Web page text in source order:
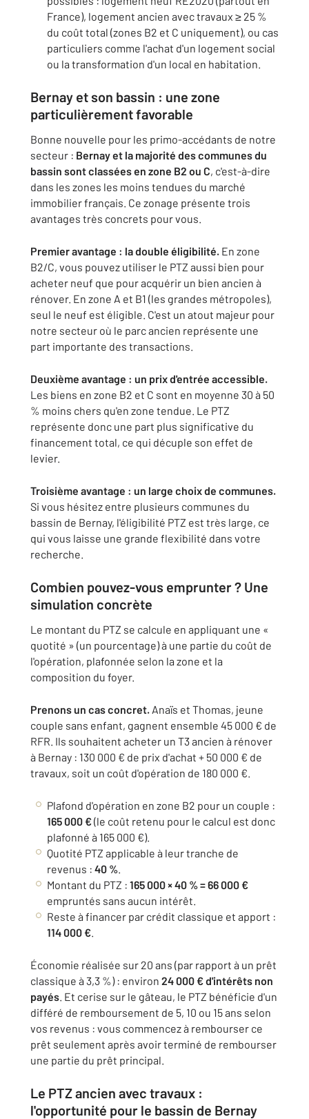
France), logement ancien avec travaux ≥ 25 %
du coût total (zones B2 et C uniquement), ou cas
particuliers comme l'achat d'un logement social
ou la transformation d'un local en habitation.
Bernay et son bassin : une zone
particulièrement favorable
Bonne nouvelle pour les primo-accédants de notre
secteur : Bernay et la majorité des communes du
bassin sont classées en zone B2 ou C, c'est-à-dire
dans les zones les moins tendues du marché
immobilier français. Ce zonage présente trois
avantages très concrets pour vous.
Premier avantage : la double éligibilité. En zone
B2/C, vous pouvez utiliser le PTZ aussi bien pour
acheter neuf que pour acquérir un bien ancien à
rénover. En zone A et B1 (les grandes métropoles),
seul le neuf est éligible. C'est un atout majeur pour
notre secteur où le parc ancien représente une
part importante des transactions.
Deuxième avantage : un prix d'entrée accessible.
Les biens en zone B2 et C sont en moyenne 30 à 50
% moins chers qu'en zone tendue. Le PTZ
représente donc une part plus significative du
financement total, ce qui décuple son effet de
levier.
Troisième avantage : un large choix de communes.
Si vous hésitez entre plusieurs communes du
bassin de Bernay, l'éligibilité PTZ est très large, ce
qui vous laisse une grande flexibilité dans votre
recherche.
Combien pouvez-vous emprunter ? Une
simulation concrète
Le montant du PTZ se calcule en appliquant une «
quotité » (un pourcentage) à une partie du coût de
l'opération, plafonnée selon la zone et la
composition du foyer.
Prenons un cas concret. Anaïs et Thomas, jeune
couple sans enfant, gagnent ensemble 45 000 € de
RFR. Ils souhaitent acheter un T3 ancien à rénover
à Bernay : 130 000 € de prix d'achat + 50 000 € de
travaux, soit un coût d'opération de 180 000 €.
Plafond d'opération en zone B2 pour un couple :
165 000 €(le coût retenu pour le calcul est donc
plafonné à 165 000 €).
Quotité PTZ applicable à leur tranche de
revenus : 40 %.
Montant du PTZ : 165 000 × 40 % = 66 000 €
empruntés sans aucun intérêt.
Reste à financer par crédit classique et apport :
114 000 €.
Économie réalisée sur 20 ans (par rapport à un prêt
classique à 3,3 %) : environ 24 000 € d'intérêts non
payés. Et cerise sur le gâteau, le PTZ bénéficie d'un
différé de remboursement de 5, 10 ou 15 ans selon
vos revenus : vous commencez à rembourser ce
prêt seulement après avoir terminé de rembourser
une partie du prêt principal.
Le PTZ ancien avec travaux :
l'opportunité pour le bassin de Bernay